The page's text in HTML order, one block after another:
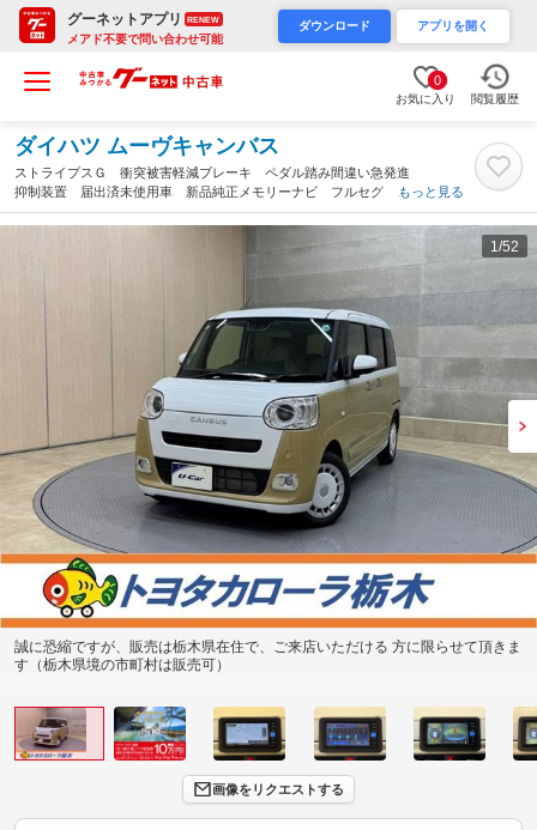
グーネットアプリ RENEW
メアド不要で問い合わせ可能
ダウンロード アプリを開く
0
お気に入り 閲覧履歴
ダイハツ ムーヴキャンバス
ストライプスＧ 衝突被害軽減ブレーキ ペダル踏み間違い急発進
抑制装置 届出済未使用車 新品純正メモリーナビ フルセグ Ｂ
ｌｕｅｔｏｏｔｈ シートヒーター ベンチシート 両側電動スラ
イド 全周囲カメラ オートエアコン（栃木県）
もっと見る
1 /52
誠に恐縮ですが、販売は栃木県在住で、ご来店いただける 方に限らせて頂きま
す（栃木県境の市町村は販売可）
画像をリクエストする